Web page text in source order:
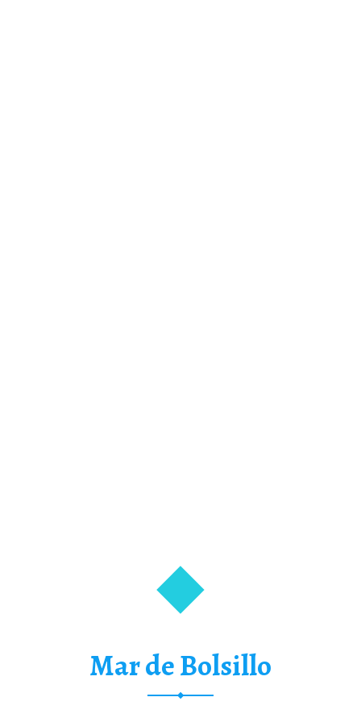
Mar de Bolsillo